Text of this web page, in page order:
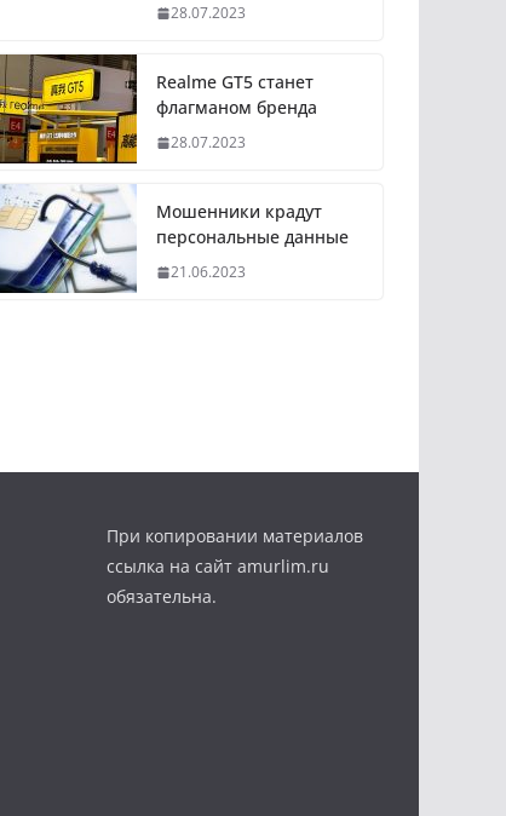
28.07.2023
Realme GT5 станет
флагманом бренда
28.07.2023
Мошенники крадут
персональные данные
21.06.2023
При копировании материалов
ссылка на сайт amurlim.ru
обязательна.